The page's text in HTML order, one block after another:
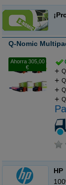
Q-Nomic
Ahorra 305,00
€
HP